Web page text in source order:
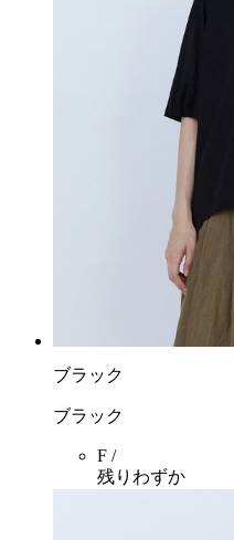
ブラック
ブラック
F /
残りわずか